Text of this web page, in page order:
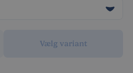
Vælg variant